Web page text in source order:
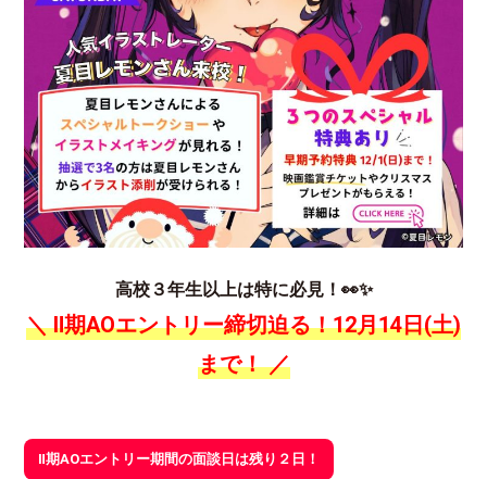
高校３年生以上は特に必見！👀✨
＼ Ⅱ期AOエントリー締切迫る！12月14日(土)
まで！／
Ⅱ期AOエントリー期間の面談日は残り２日！